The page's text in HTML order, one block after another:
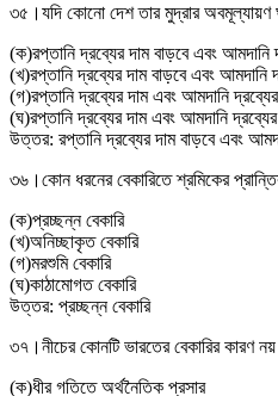
৩৫। যদি কোনো দেশ তার মুদ্রার অবমূল্যায়ণ
(ক)রপ্তানি দ্রব্যের দাম বাড়বে এবং আমদানি
(খ)রপ্তানি দ্রব্যের দাম বাড়বে এবং আমদানি
(গ)রপ্তানি দ্রব্যের দাম এবং আমদানি
(ঘ)রপ্তানি দ্রব্যের দাম এবং আমদানি
উত্তর: রপ্তানি দ্রব্যের দাম বাড়বে এবং
৩৬। কোন ধরনের বেকারিতে শ্রমিকের
(ক)প্রচ্ছন্ন বেকারি
(খ)অনিচ্ছাকৃত বেকারি
(গ)মরশুমি বেকারি
(ঘ)কাঠামোগত বেকারি
উত্তর: প্রচ্ছন্ন বেকারি
৩৭। নীচের কোনটি ভারতের বেকারির কারণ
(ক)ধীর গতিতে অর্থনৈতিক প্রসার